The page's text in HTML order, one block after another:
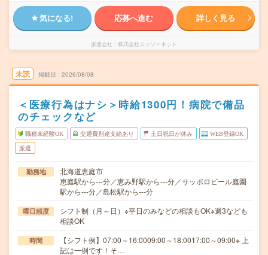
気になる! 応募へ進む 詳しく見る
派遣会社 株式会社ニッソーネット
未読 掲載日 2026/08/08
＜医療行為はナシ＞時給1300円！病院で備品
のチェックなど
職種未経験OK 交通費別途支給あり 土日祝日が休み WEB登録OK
派遣
勤務地
北海道恵庭市
恵庭駅から---分／恵み野駅から---分／サッポロビール庭園
駅から---分／島松駅から---分
曜日頻度
シフト制（月～日）※平日のみなどの相談もOK※週3なども
相談OK
時間
【シフト例】07:00～16:0009:00～18:0017:00～09:00※ 上
記は一例です！そ…